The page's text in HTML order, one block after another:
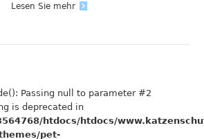
Lesen Sie mehr
Passing null to parameter #2
is deprecated in
htdocs/htdocs/
pet-